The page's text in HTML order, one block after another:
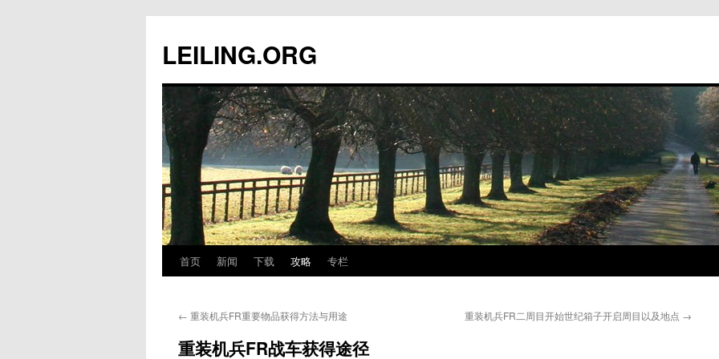
文
LEILING.ORG
首页 新闻 下载 攻略 专栏
← 重装机兵FR重要物品获得方法与用途 重装机兵FR二周目开始世纪箱子开启周目以及地点 →
重装机兵FR战车获得途径